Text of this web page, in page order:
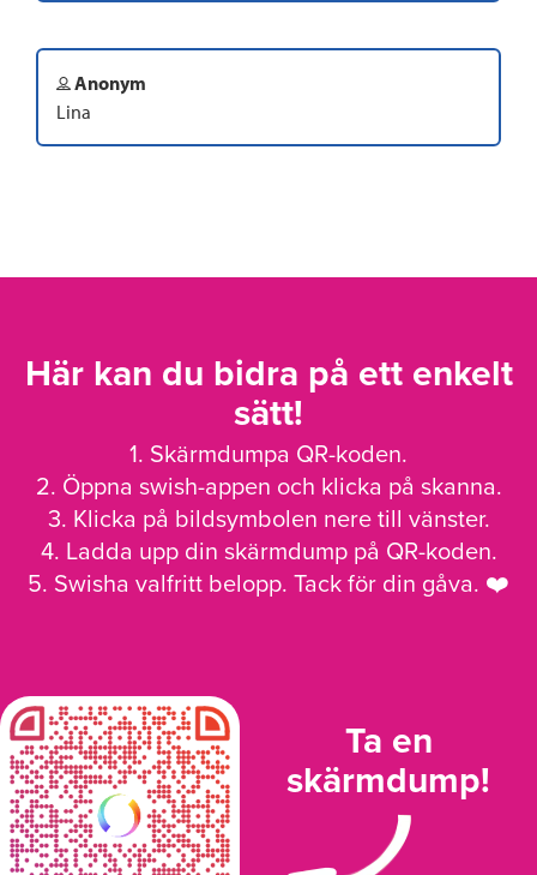
Anonym
Lina
Här kan du bidra på ett enkelt
sätt!
1. Skärmdumpa QR-koden.
2. Öppna swish-appen och klicka på skanna.
3. Klicka på bildsymbolen nere till vänster.
4. Ladda upp din skärmdump på QR-koden.
5. Swisha valfritt belopp. Tack för din gåva. ❤️
Ta en
skärmdump!